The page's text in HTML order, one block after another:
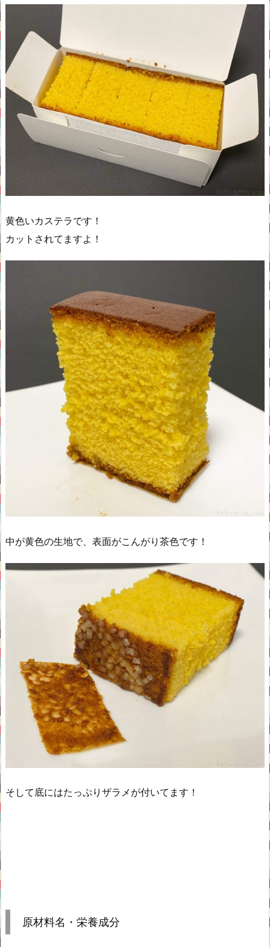
黄色いカステラです！
カットされてますよ！
中が黄色の生地で、表面がこんがり茶色です！
そして底にはたっぷりザラメが付いてます！
原材料名・栄養成分